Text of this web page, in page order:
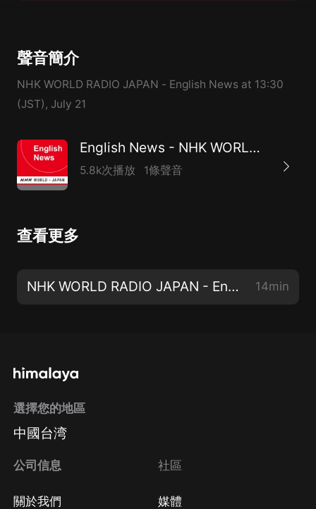
聲音簡介
NHK WORLD RADIO JAPAN - English News at 13:30
(JST), July 21
English News - NHK WORLD RADIO JAPAN
5.8k次播放 1條聲音
查看更多
NHK WORLD RADIO JAPAN - English News at 13:30 (JST), July 21 14min
選擇您的地區
中國台湾
公司信息
關於我們
社區
媒體